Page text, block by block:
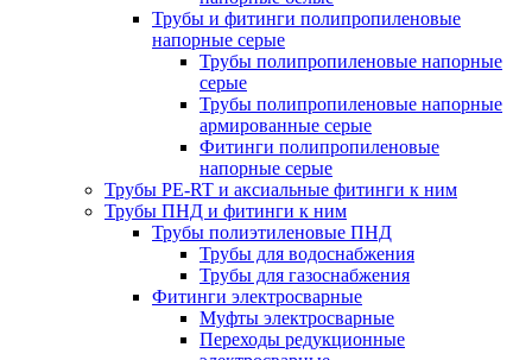
Трубы и фитинги полипропиленовые
напорные серые
Трубы полипропиленовые напорные
серые
Трубы полипропиленовые напорные
армированные серые
Фитинги полипропиленовые
напорные серые
Трубы PE-RT и аксиальные фитинги к ним
Трубы ПНД и фитинги к ним
Трубы полиэтиленовые ПНД
Трубы для водоснабжения
Трубы для газоснабжения
Фитинги электросварные
Муфты электросварные
Переходы редукционные